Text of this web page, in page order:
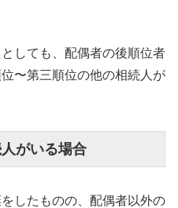
しても、配偶者の後順位者
〜第三順位の他の相続人が
がいる場合
したものの、配偶者以外の